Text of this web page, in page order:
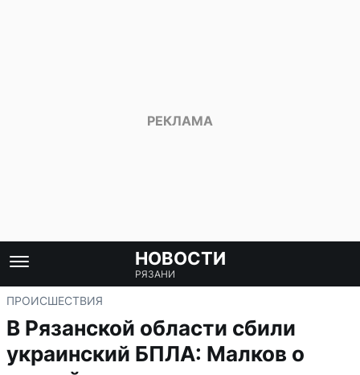
НОВОСТИ
РЯЗАНИ
ПРОИСШЕСТВИЯ
В Рязанской области сбили
украинский БПЛА: Малков о